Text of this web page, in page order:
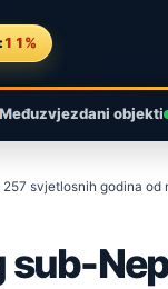
11%
Međuzvjezdani objekti
svjetlosnih godina od
sub-